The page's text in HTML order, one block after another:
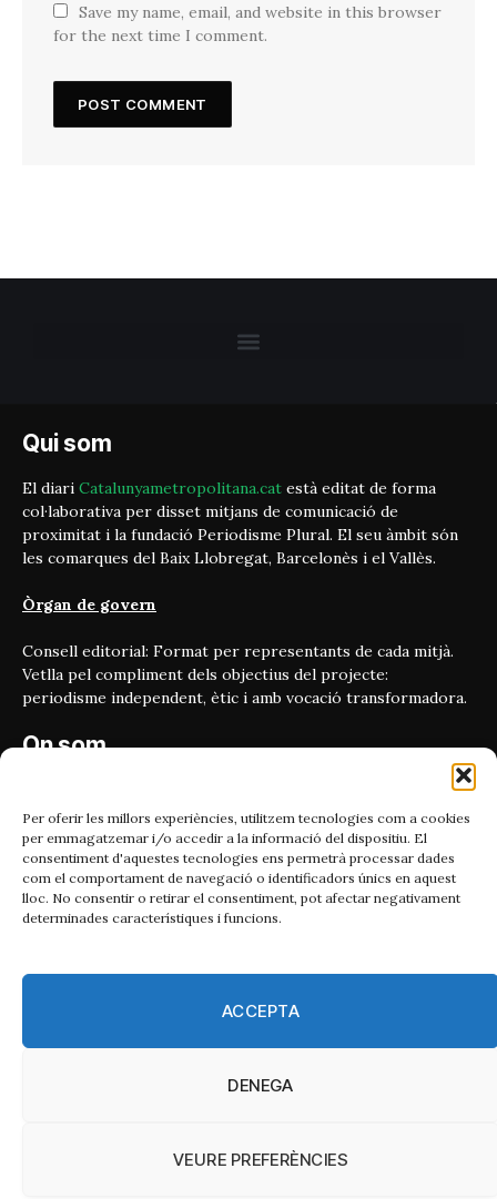
Per oferir les millors experiències, utilitzem tecnologies com a cookies
per emmagatzemar i/o accedir a la informació del dispositiu. El
consentiment d'aquestes tecnologies ens permetrà processar dades
com el comportament de navegació o identificadors únics en aquest
lloc. No consentir o retirar el consentiment, pot afectar negativament
determinades característiques i funcions.
ACCEPTA
DENEGA
VEURE PREFERÈNCIES
Save my name, email, and website in this browser
for the next time I comment.
Qui som
El diari Catalunyametropolitana.cat està editat de forma
col·laborativa per disset mitjans de comunicació de
proximitat i la fundació Periodisme Plural. El seu àmbit són
les comarques del Baix Llobregat, Barcelonès i el Vallès.
Òrgan de govern
Consell editorial: Format per representants de cada mitjà.
Vetlla pel compliment dels objectius del projecte:
periodisme independent, ètic i amb vocació transformadora.
On som
08010, Barcelona
Contacta'ns
Email:
catmet@periodismeplural.cat
Telèfon: